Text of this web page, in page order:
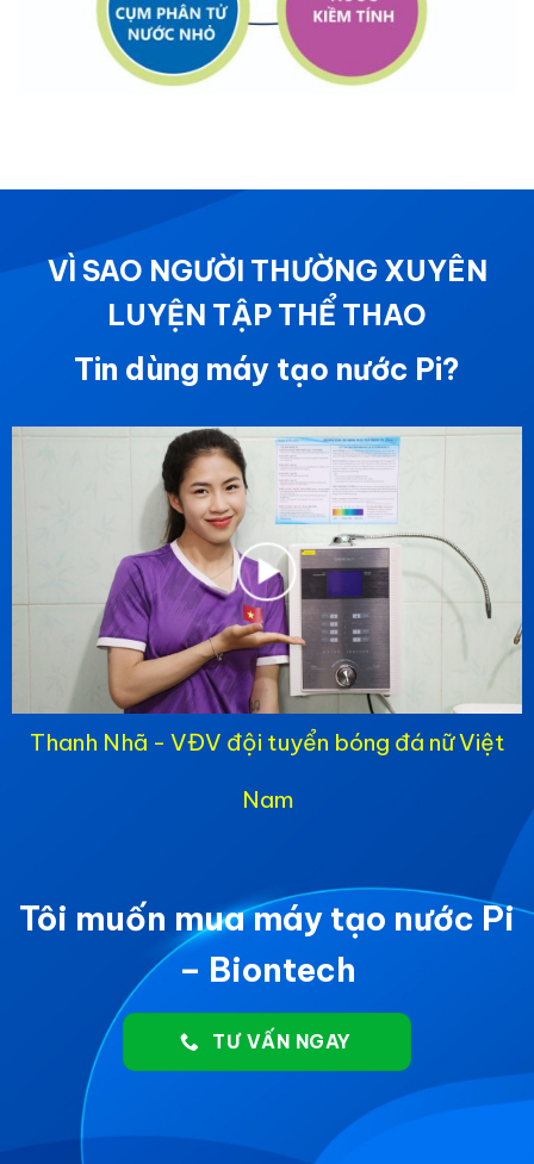
VÌ SAO NGƯỜI THƯỜNG XUYÊN
LUYỆN TẬP THỂ THAO
Tin dùng máy tạo nước Pi?
Thanh Nhã - VĐV đội tuyển bóng đá nữ Việt
Nam
Tôi muốn mua máy tạo nước Pi
– Biontech
TƯ VẤN NGAY